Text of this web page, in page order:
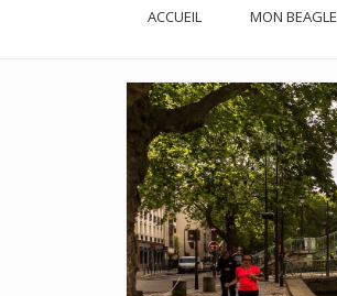
ACCUEIL MON BEAGLE